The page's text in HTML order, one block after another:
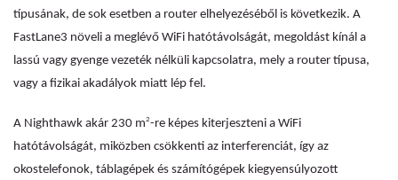
típusának, de sok esetben a router elhelyezéséből is következik. A
FastLane3 növeli a meglévő WiFi hatótávolságát, megoldást kínál a
lassú vagy gyenge vezeték nélküli kapcsolatra, mely a router típusa,
vagy a fizikai akadályok miatt lép fel.
A Nighthawk akár 230 m2-re képes kiterjeszteni a WiFi
hatótávolságát, miközben csökkenti az interferenciát, így az
okostelefonok, táblagépek és számítógépek kiegyensúlyozott